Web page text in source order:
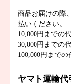
商品お届けの際
払いください。
10,000円までの
30,000円までの
100,000円まで
ヤマト運輸代